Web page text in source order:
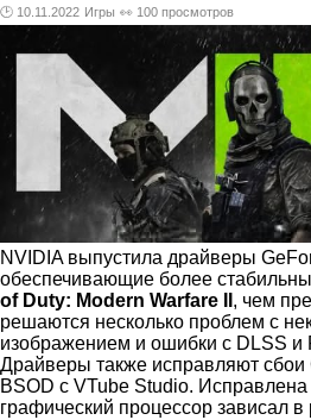
🕑 10.11.2022 Игры 👀 100 просмотров
NVIDIA выпустила драйверы
обеспечивающие более
of Duty: Modern Warfare II , чем
решаются несколько проблем с
изображением и ошибки с DLSS и
Драйверы также исправляют сбои
BSOD с VTube Studio. Исправлена
графический процессор зависал